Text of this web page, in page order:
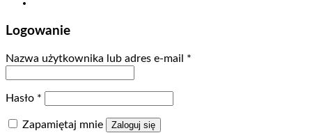
Logowanie
Nazwa użytkownika lub adres e-mail *
Hasło *
Zapamiętaj mnie Zaloguj się